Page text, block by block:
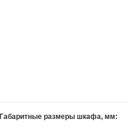
Габаритные размеры шкафа, мм: